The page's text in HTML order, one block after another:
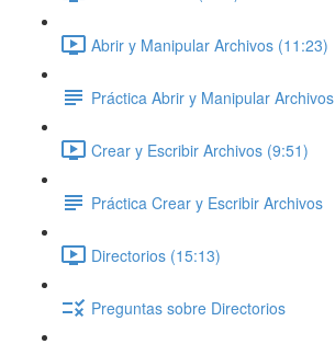
Abrir y Manipular Archivos (11:23)
Práctica Abrir y Manipular Archivos
Crear y Escribir Archivos (9:51)
Práctica Crear y Escribir Archivos
Directorios (15:13)
Preguntas sobre Directorios